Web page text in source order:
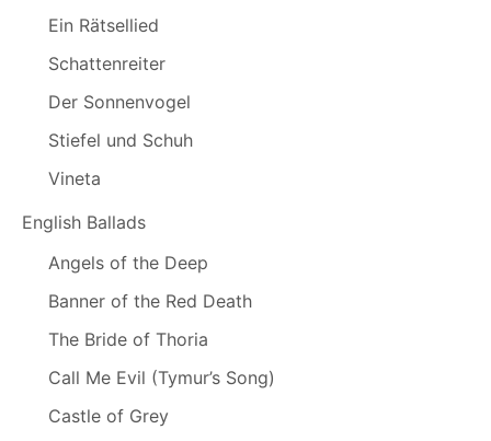
Ein Rätsellied
Schattenreiter
Der Sonnenvogel
Stiefel und Schuh
Vineta
English Ballads
Angels of the Deep
Banner of the Red Death
The Bride of Thoria
Call Me Evil (Tymur’s Song)
Castle of Grey